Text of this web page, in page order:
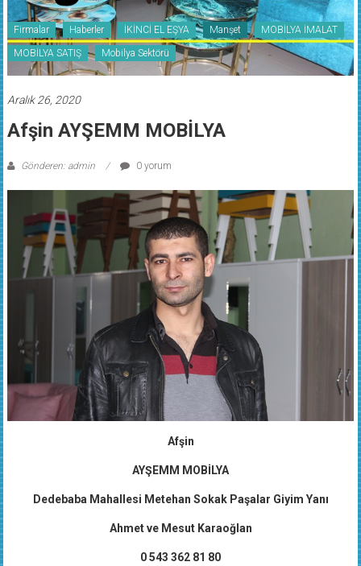
Firmalar Haberler İKİNCİ EL EŞYA Manşet MOBİLYA İMALAT
MOBİLYA SATIŞ Mobilya Sektörü
Aralık 26, 2020
Afşin AYŞEMM MOBİLYA
Gönderen: admin 0 yorum
Afşin
AYŞEMM MOBİLYA
Dedebaba Mahallesi Metehan Sokak Paşalar Giyim Yanı
Ahmet ve Mesut Karaoğlan
0 543 362 81 80